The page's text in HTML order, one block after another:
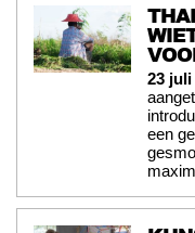
23 juli
een